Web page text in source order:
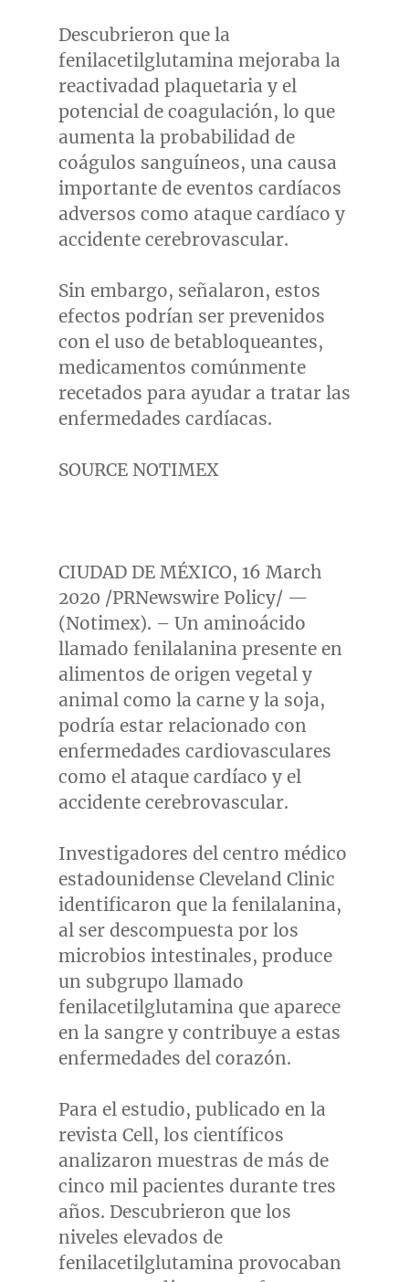
Descubrieron que la
fenilacetilglutamina mejoraba la
reactivadad plaquetaria y el
potencial de coagulación, lo que
aumenta la probabilidad de
coágulos sanguíneos, una causa
importante de eventos cardíacos
adversos como ataque cardíaco y
accidente cerebrovascular.
Sin embargo, señalaron, estos
efectos podrían ser prevenidos
con el uso de betabloqueantes,
medicamentos comúnmente
recetados para ayudar a tratar las
enfermedades cardíacas.
SOURCE NOTIMEX
CIUDAD DE MÉXICO, 16 March
2020 /PRNewswire Policy/ —
(Notimex). – Un aminoácido
llamado fenilalanina presente en
alimentos de origen vegetal y
animal como la carne y la soja,
podría estar relacionado con
enfermedades cardiovasculares
como el ataque cardíaco y el
accidente cerebrovascular.
Investigadores del centro médico
estadounidense Cleveland Clinic
identificaron que la fenilalanina,
al ser descompuesta por los
microbios intestinales, produce
un subgrupo llamado
fenilacetilglutamina que aparece
en la sangre y contribuye a estas
enfermedades del corazón.
Para el estudio, publicado en la
revista Cell, los científicos
analizaron muestras de más de
cinco mil pacientes durante tres
años. Descubrieron que los
niveles elevados de
fenilacetilglutamina provocaban